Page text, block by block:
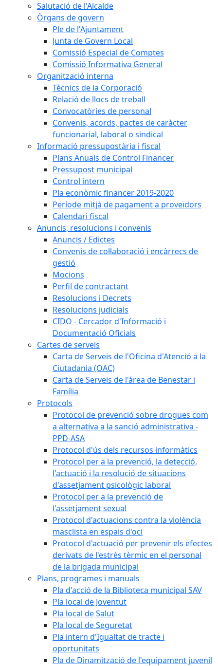
Salutació de l'Alcalde
Òrgans de govern
Ple de l'Ajuntament
Junta de Govern Local
Comissió Especial de Comptes
Comissió Informativa General
Organització interna
Tècnics de la Corporació
Relació de llocs de treball
Convocatòries de personal
Convenis, acords, pactes de caràcter
funcionarial, laboral o sindical
Informació pressupostària i fiscal
Plans Anuals de Control Financer
Pressupost municipal
Control intern
Pla econòmic financer 2019-2020
Període mitjà de pagament a proveïdors
Calendari fiscal
Anuncis, resolucions i convenis
Anuncis / Edictes
Convenis de col·laboració i encàrrecs de
gestió
Mocions
Perfil de contractant
Resolucions i Decrets
Resolucions judicials
CIDO - Cercador d'Informació i
Documentació Oficials
Cartes de serveis
Carta de Serveis de l'Oficina d'Atenció a la
Ciutadania (OAC)
Carta de Serveis de l'àrea de Benestar i
Família
Protocols
Protocol de prevenció sobre drogues com
a alternativa a la sanció administrativa -
PPD-ASA
Protocol d'ús dels recursos informàtics
Protocol per a la prevenció, la detecció,
l'actuació i la resolució de situacions
d'assetjament psicològic laboral
Protocol per a la prevenció de
l'assetjament sexual
Protocol d'actuacions contra la violència
masclista en espais d'oci
Protocol d'actuació per prevenir els efectes
derivats de l'estrès tèrmic en el personal
de la brigada municipal
Plans, programes i manuals
Pla d'acció de la Biblioteca municipal SAV
Pla local de Joventut
Pla local de Salut
Pla local de Seguretat
Pla intern d'Igualtat de tracte i
oportunitats
Pla de Dinamització de l'equipament juvenil